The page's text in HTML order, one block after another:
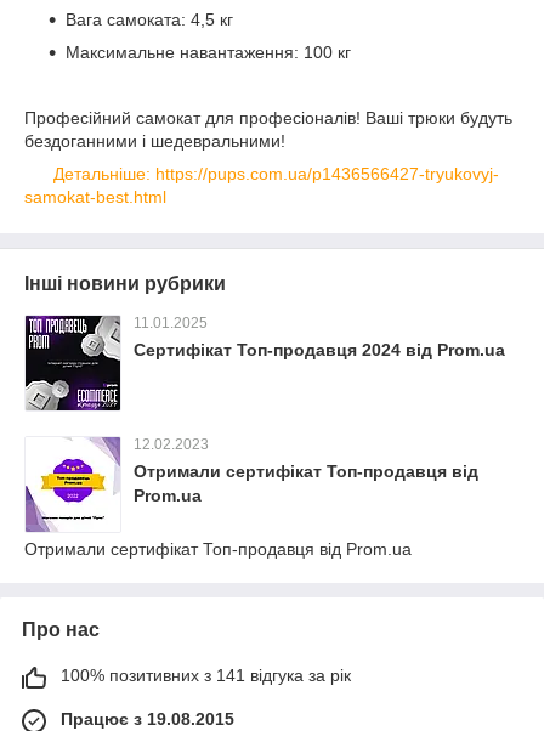
Вага самоката: 4,5 кг
Максимальне навантаження: 100 кг
Професійний самокат для професіоналів! Ваші трюки будуть
бездоганними і шедевральними!
Детальніше: https://pups.com.ua/p1436566427-tryukovyj-
samokat-best.html
Інші новини рубрики
11.01.2025
Сертифікат Топ-продавця 2024 від Prom.ua
12.02.2023
Отримали сертифікат Топ-продавця від
Prom.ua
Отримали сертифікат Топ-продавця від Prom.ua
Про нас
100% позитивних з 141 відгука за рік
Працює з 19.08.2015